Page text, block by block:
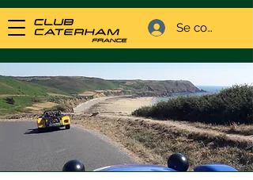
Se connecter